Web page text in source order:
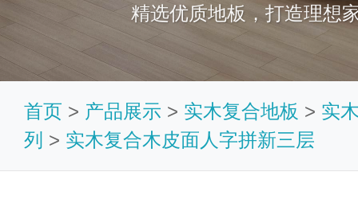
精选优质地板，打造理想
首页 > 产品展示 > 实木复合地板 > 实
列 > 实木复合木皮面人字拼新三层